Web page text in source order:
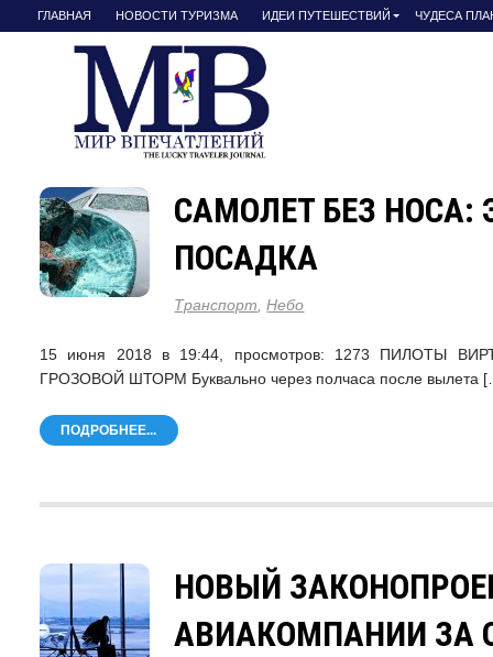
ГЛАВНАЯ НОВОСТИ ТУРИЗМА ИДЕИ ПУТЕШЕСТВИЙ ЧУДЕСА
САМОЛЕТ БЕЗ НОСА:
ПОСАДКА
Транспорт ,Небо
15 июня 2018 в 19:44, просмотров: 1273 ПИЛОТЫ
ГРОЗОВОЙ ШТОРМ Буквально через полчаса после вылета
ПОДРОБНЕЕ...
НОВЫЙ
АВИАКОМПАНИИ ЗА